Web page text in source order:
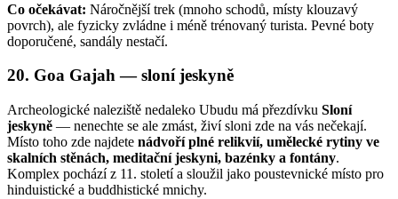
Co očekávat: Náročnější trek (mnoho schodů, místy klouzavý
povrch), ale fyzicky zvládne i méně trénovaný turista. Pevné boty
doporučené, sandály nestačí.
20. Goa Gajah — sloní jeskyně
Archeologické naleziště nedaleko Ubudu má přezdívku Sloní
jeskyně — nenechte se ale zmást, živí sloni zde na vás nečekají.
Místo toho zde najdete nádvoří plné relikvií, umělecké rytiny ve
skalních stěnách, meditační jeskyni, bazénky a fontány.
Komplex pochází z 11. století a sloužil jako poustevnické místo pro
hinduistické a buddhistické mnichy.